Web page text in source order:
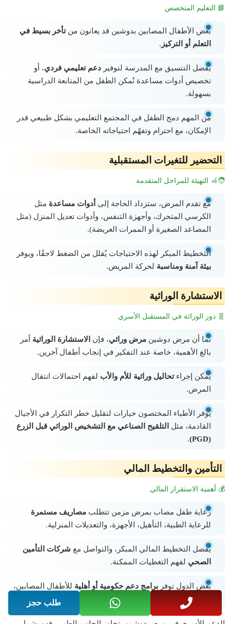
📘 التعليم المتخصص
بعض الأطفال المصابين بدوشين قد يعانون منتأخر بسيط في
التعلم أو التركيز .
يُفضل التنسيق مع المدرسة لتوفير دعم تعليمي فردي، أو
تخصيص أدوات مساعدة تُمكن الطفل من المتابعة الدراسية
بسهولة.
من المهم دمج الطفل في المجتمع التعليمي بشكل طبيعي قدر
الإمكان، مع احترام وتفهّم احتياجاته الخاصة.
التحضير للتغيرات المستقبلية
🧑‍🦽 التهيئة للمراحل المتقدمة
مع تقدم المرض، ستزداد الحاجة إلى أدوات مساعدة مثل
الكرسي المتحرك، وأجهزة التنفس، وأدوات تعديل المنزل (مثل
المصاعد الصغيرة أو الممرات العريضة).
التخطيط المبكر لهذه الاحتياجات يُقلل من الضغط لاحقًا، ويوفر
بيئة آمنة ومناسبة لحركة المريض.
الاستشارة الوراثية
🧬 دور الوراثة في المستقبل الأسري
بما أن مرض دوشين مرض وراثي، فإن الاستشارة الوراثية أمر
بالغ الأهمية، خاصة عند التفكير في إنجاب أطفال آخرين.
يمكن إجراءتحاليل وراثية للأم والأب لفهم احتمالات انتقال
المرض.
يُوفر الأطباء المختصون خيارات لتقليل خطر التكرار في الأجيال
القادمة، مثل
التلقيح الصناعي مع التشخيص الوراثي قبل الزرع
(PGD)
.
التأمين والتخطيط المالي
💰 أهمية الاستقرار المالي
رعاية طفل مصاب بمرض مزمن تتطلب مصاريف مستمرة
للرعاية الطبية، التأهيل، الأجهزة، والتعديلات المنزلية.
يُفضل التخطيط المالي المبكر، والتواصل مع شركات التأمين
الصحي لفهم التغطيات الممكنة.
بعض الدول توفر برامج دعم حكومية أو أهلية للأطفال المصابين،
ويمكن الاستفادة منها لتخفيف العبء على الأسرة.طلب حجز